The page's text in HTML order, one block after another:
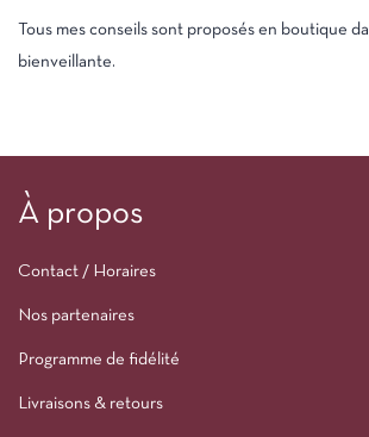
Tous mes conseils sont proposés en boutique
bienveillante.
À propos
Contact / Horaires
Nos partenaires
Programme de fidélité
Livraisons & retours